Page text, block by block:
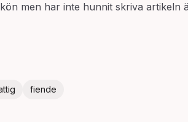
men har inte hunnit skriva artikeln
fiende